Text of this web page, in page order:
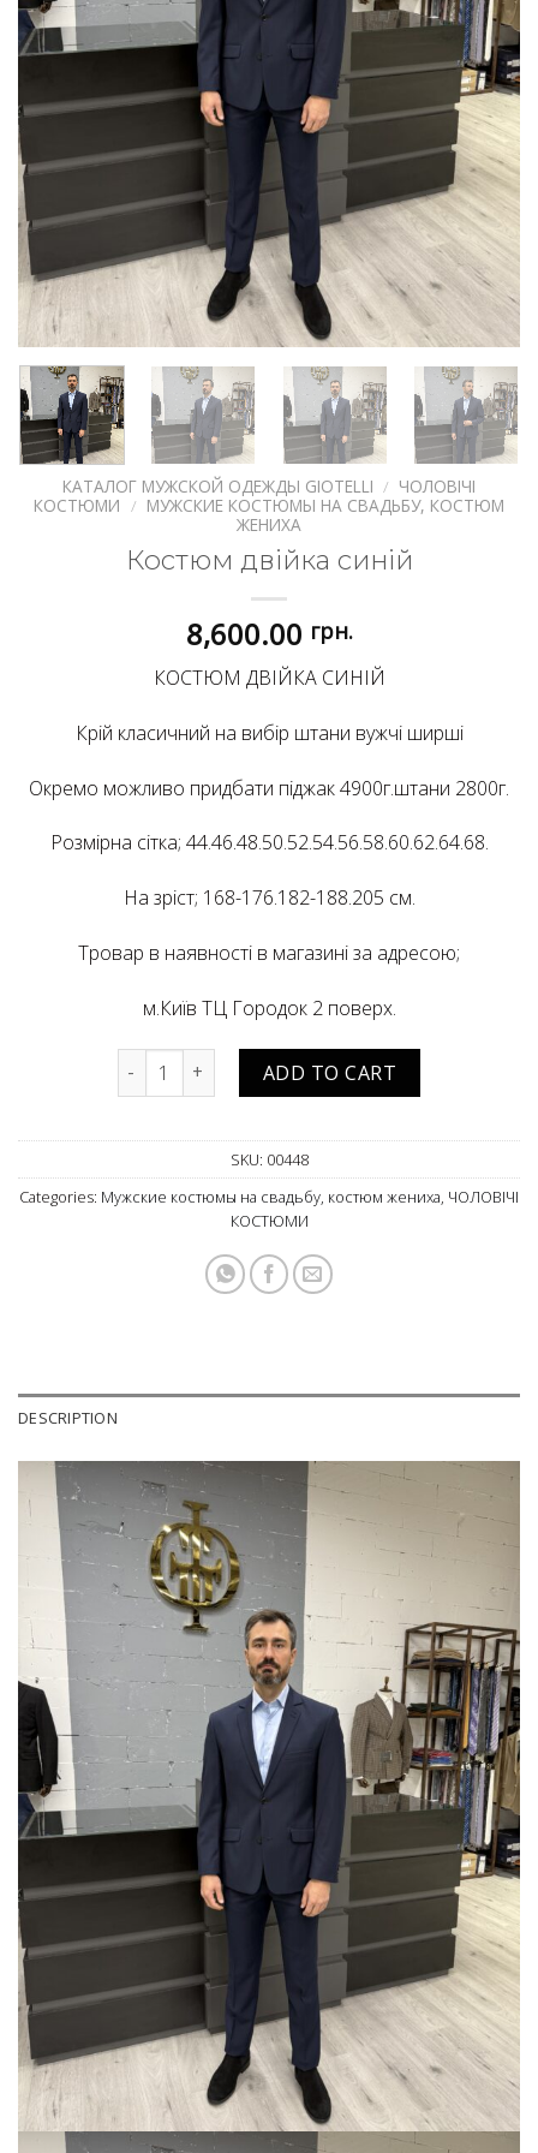
КАТАЛОГ МУЖСКОЙ ОДЕЖДЫ GIOTELLI / ЧОЛОВІЧІ
КОСТЮМИ / МУЖСКИЕ КОСТЮМЫ НА СВАДЬБУ, КОСТЮМ
ЖЕНИХА
Костюм двійка синій
8,600.00 грн.
КОСТЮМ ДВІЙКА СИНІЙ
Крій класичний на вибір штани вужчі ширші
Окремо можливо придбати піджак 4900г.штани 2800г.
Розмірна сітка; 44.46.48.50.52.54.56.58.60.62.64.68.
На зріст; 168-176.182-188.205 см.
Тровар в наявності в магазині за адресою;
м.Київ ТЦ Городок 2 поверх.
Костюм двійка синій quantity
ADD TO CART
SKU: 00448
Categories: Мужские костюмы на свадьбу, костюм жениха, ЧОЛОВІЧІ
КОСТЮМИ
DESCRIPTION